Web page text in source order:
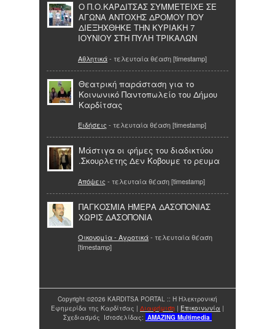
Ο Π.Ο.ΚΑΡΔΙΤΣΑΣ ΣΥΜΜΕΤΕΙΧΕ ΣΕ
ΑΓΩΝΑ ΑΝΤΟΧΗΣ ΔΡΟΜΟΥ ΠΟΥ
ΔΙΕΞΗΧΘΗΚΕ ΤΗΝ ΚΥΡΙΑΚΗ 7
ΙΟΥΝΙΟΥ ΣΤΗ ΠΥΛΗ ΤΡΙΚΑΛΩΝ
Αθλητικά- τελευταία θέαση [timestamp]
Θεατρική παράσταση για το
Κοινωνικό Παντοπωλείο του Δήμου
Καρδίτσας
Ειδήσεις - τελευταία θέαση [timestamp]
Μάστιγα οι φήμες του διαδικτύου
.Σκουρλετης Δεν Κοβουμε το ρευμα
Απόψεις - τελευταία θέαση [timestamp]
ΠΑΓΚΟΣΜΙΑ ΗΜΕΡΑ ΔΑΣΟΠΟΝΙΑΣ
ΧΩΡΙΣ ΔΑΣΟΠΟΝΙΑ
Οικονομία - Αγροτικά- τελευταία θέαση
[timestamp]
Copyright ©2026 KARDITSA PORTAL :: Η Ηλεκτρονική
Εφημερίδα της Καρδίτσας | Διαφήμιση | Επικοινωνία |
Σχεδιασμός Ιστοσελίδας: AMAZING Multimedia